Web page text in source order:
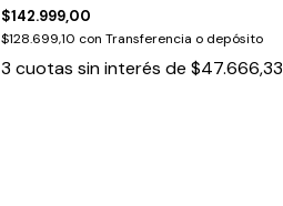
$142.999,00
$128.699,10 con Transferencia o depósito
3 cuotas sin interés de $47.666,33